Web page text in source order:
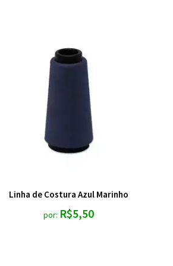
Linha de Costura Azul Marinho
por: R$5,50